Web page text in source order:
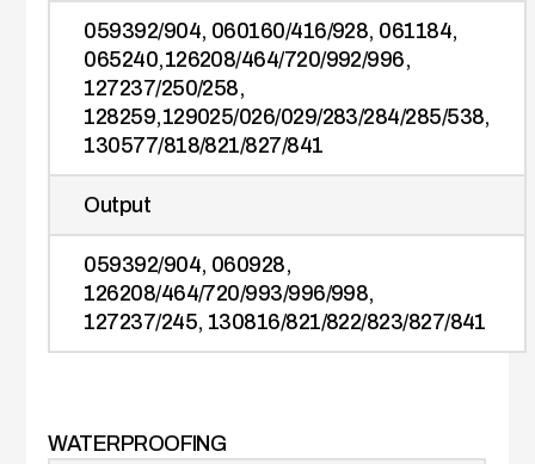
059392/904, 060160/416/928, 061184,
065240,126208/464/720/992/996,
127237/250/258,
128259,129025/026/029/283/284/285/538,
130577/818/821/827/841
Output
059392/904, 060928,
126208/464/720/993/996/998,
127237/245, 130816/821/822/823/827/841
WATERPROOFING